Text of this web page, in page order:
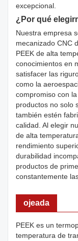
excepcional.
¿Por qué
Nuestra empresa
mecanizado CNC
PEEK de alta
conocimientos en
satisfacer las
como la
compromiso con
productos no solo
también estén
calidad. Al elegir
de alta
rendimiento
durabilidad
productos de
constantemente
ojeada
PEEK es un
temperatura de